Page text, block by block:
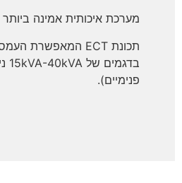
מערכת איכותית אמינה
תכונת ECT המאפשרת העמסה עצמית בעומס מלא ע"י סחרור והחזרת אנרגיה לרשת ללא צורך בעומס דמה חיצוני.
פנימיים).